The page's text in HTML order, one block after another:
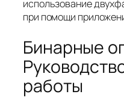
использование
при помощи
Бинарные
работы